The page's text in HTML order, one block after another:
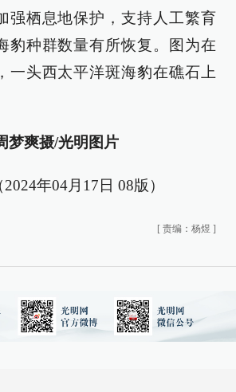
强栖息地保护，支持人工繁育
豹种群数量有所恢复。图为在
一头西太平洋斑海豹在礁石上
梦爽摄/光明图片
年04月17日 08版）
[ 责编：杨煜 ]